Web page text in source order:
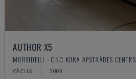
AUTHOR X5
MORBIDELLI - CNC KOKA APSTRĀDES CENTRS
VĀCIJA 2008